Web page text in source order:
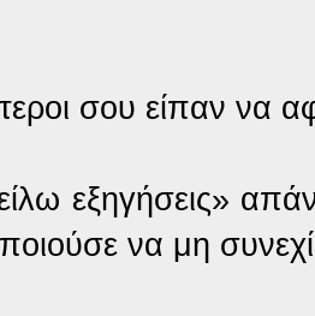
σου είπαν να
εξηγήσεις»
να μη